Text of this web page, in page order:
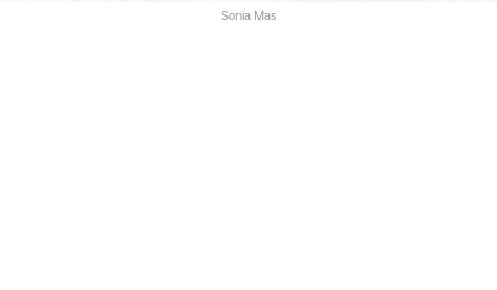
Sonia Mas